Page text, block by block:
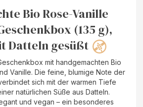
Bio Rose-Vanille
(135 g),
Datteln gesüßt
mit handgemachten Bio
Vanille. Die feine, blumige Note der
sich mit der warmen Tiefe
natürlichen Süße aus Datteln.
und vegan – ein besonderes